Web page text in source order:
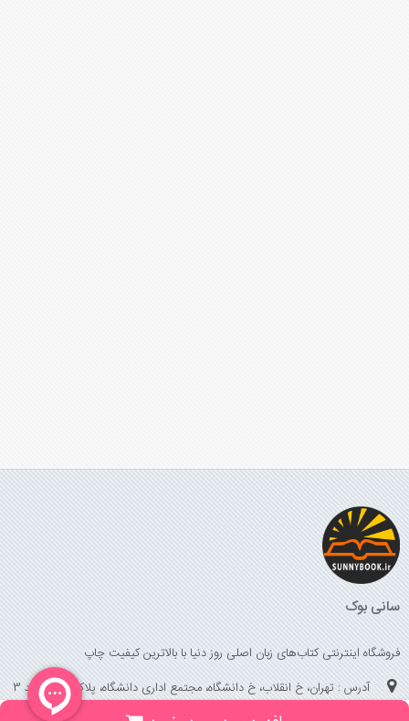
سانی بوک
فروشگاه اینترنتی کتاب‌های زبان اصلی روز دنیا با بالاترین کیفیت چاپ
آدرس : تهران، خ انقلاب، خ دانشگاه، مجتمع اداری دانشگاه، پلاک 158 واحد 3